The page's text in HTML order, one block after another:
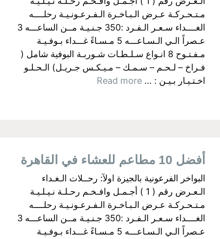
مـتـحـركـة عـرض الـبـاخـرة الـفـرعـونـيـة رحلــــه
الغــــداء سـعـر الـفـرد :350 جـنـيـة مــن الساعـــه 3
عـصراً الـي الـسـاعـــه 5 مـسـاءً غـــداء بـوفـيـة
مـفـتـوح 8 انـواع سـلـطـات شـوربـة البوفية شامل (
فـراخ – لـحـم – سـمـك – مـيـكـس جـريـل) الـحـلـو
اخـتـيـار بـيـن : … Read more
أفضل 10 مطاعم للعشاء في القاهرة
البواخر الفرعونية بالجيزة اولآ: رحــلات الـغـداء
الـعـرض رقم ( 1 ) أجـمـل وافـخـم رحـلـة نـيـلـيـة
مـتـحـركـة عـرض الـبـاخـرة الـفـرعـونـيـة رحلــــه
الغــــداء سـعـر الـفـرد :350 جـنـيـة مــن الساعـــه 3
عـصراً الـي الـسـاعـــه 5 مـسـاءً غـــداء بـوفـيـة